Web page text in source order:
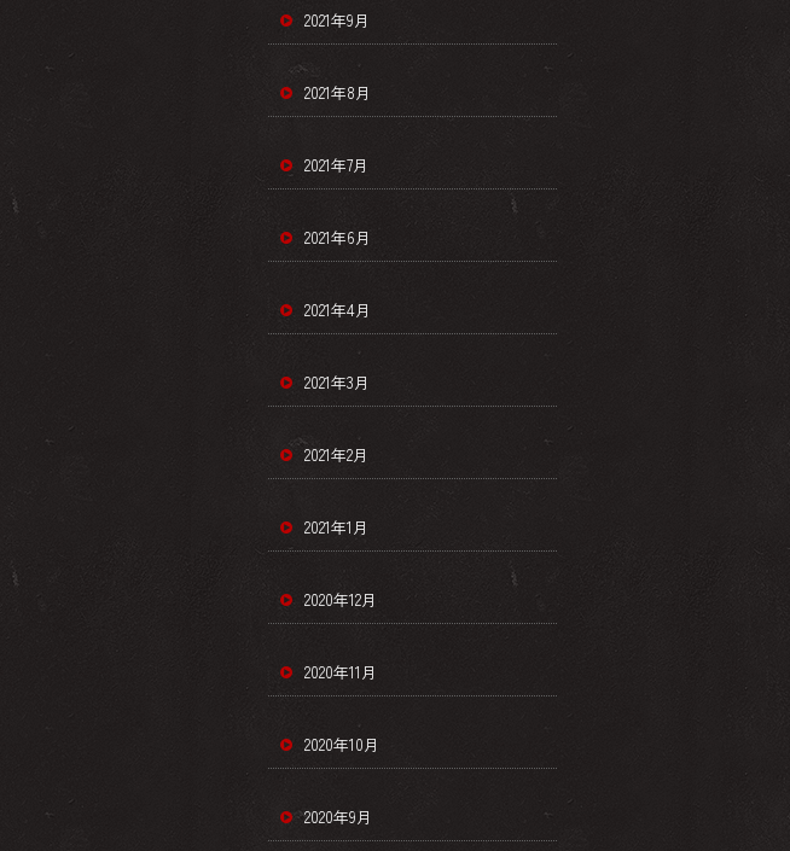
2021年9月
2021年8月
2021年7月
2021年6月
2021年4月
2021年3月
2021年2月
2021年1月
2020年12月
2020年11月
2020年10月
2020年9月